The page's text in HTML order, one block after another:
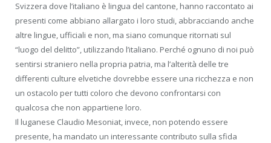
Svizzera dove l’italiano è lingua del cantone, hanno raccontato ai
presenti come abbiano allargato i loro studi, abbracciando anche
altre lingue, ufficiali e non, ma siano comunque ritornati sul
“luogo del delitto”, utilizzando l’italiano. Perché ognuno di noi può
sentirsi straniero nella propria patria, ma l’alterità delle tre
differenti culture elvetiche dovrebbe essere una ricchezza e non
un ostacolo per tutti coloro che devono confrontarsi con
qualcosa che non appartiene loro.
Il luganese Claudio Mesoniat, invece, non potendo essere
presente, ha mandato un interessante contributo sulla sfida